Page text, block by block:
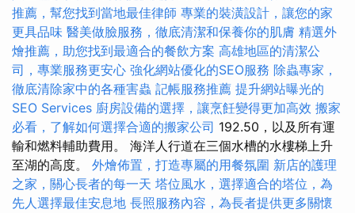
推薦，幫您找到當地最佳律師 專業的裝潢設計，讓您的家
更具品味 醫美做臉服務，徹底清潔和保養你的肌膚 精選外
燴推薦，助您找到最適合的餐飲方案 高雄地區的清潔公
司，專業服務更安心 強化網站優化的SEO服務 除蟲專家，
徹底清除家中的各種害蟲 記帳服務推薦 提升網站曝光的
SEO Services 廚房設備的選擇，讓烹飪變得更加高效 搬家
必看，了解如何選擇合適的搬家公司 192.50，以及所有運
輸和燃料輔助費用。 海洋人行道在三個水槽的水樓梯上升
至湖的高度。 外燴佈置，打造專屬的用餐氛圍 新店的護理
之家，關心長者的每一天 塔位風水，選擇適合的塔位，為
先人選擇最佳安息地 長照服務內容，為長者提供更多關懷